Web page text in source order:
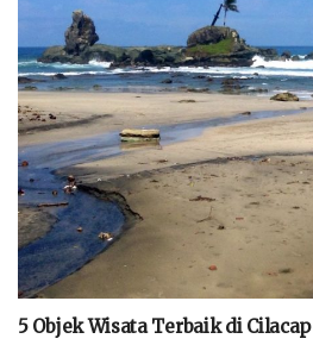
5 Objek Wisata Terbaik di Cilacap